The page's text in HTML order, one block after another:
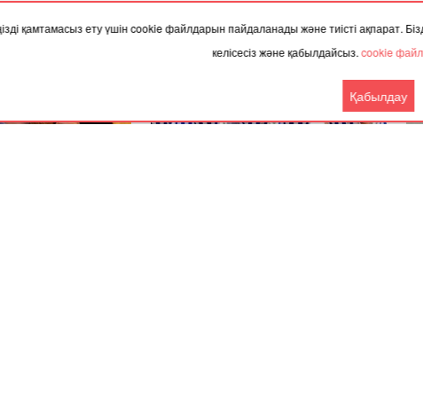
қамтамасыз ету үшін cookie файлдарын пайдаланады және тиісті
келісесіз және қабылдайсыз.cookie
Қабылдау